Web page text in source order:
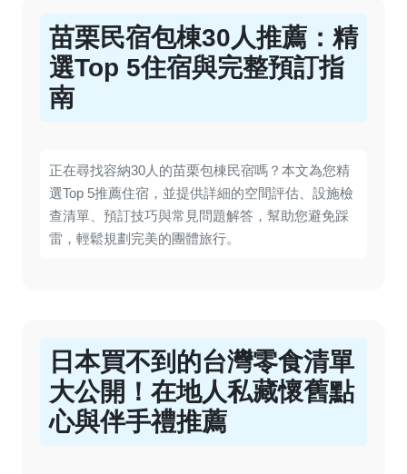
苗栗民宿包棟30人推薦：精
選Top 5住宿與完整預訂指
南
正在尋找容納30人的苗栗包棟民宿嗎？本文為您精
選Top 5推薦住宿，並提供詳細的空間評估、設施檢
查清單、預訂技巧與常見問題解答，幫助您避免踩
雷，輕鬆規劃完美的團體旅行。
日本買不到的台灣零食清單
大公開！在地人私藏懷舊點
心與伴手禮推薦